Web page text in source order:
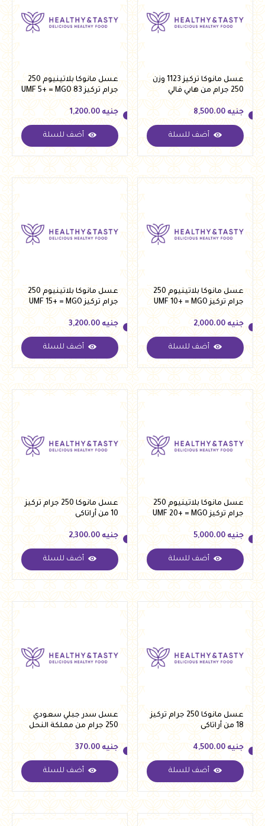
عسل مانوكا تركيز 1123 وزن
250 جرام من هابي فالي
جنيه
جنيه 8,500.00
أضف للسلة
عسل مانوكا بلاتينيوم 250
جرام تركيز UMF 5+ = MGO 83
من بلاتنيوم
جنيه
جنيه 1,200.00
أضف للسلة
عسل مانوكا بلاتينيوم 250
جرام تركيز UMF 10+ = MGO
263 من بلاتنيوم
جنيه
جنيه 2,000.00
أضف للسلة
عسل مانوكا بلاتينيوم 250
جرام تركيز UMF 15+ = MGO
514 من بلاتنيوم
جنيه
جنيه 3,200.00
أضف للسلة
عسل مانوكا بلاتينيوم 250
جرام تركيز UMF 20+ = MGO
829 من بلاتنيوم
جنيه
جنيه 5,000.00
أضف للسلة
عسل مانوكا 250 جرام تركيز
10 من أراتاكى
جنيه
جنيه 2,300.00
أضف للسلة
عسل مانوكا 250 جرام تركيز
18 من أراتاكى
جنيه
جنيه 4,500.00
أضف للسلة
عسل سدر جبلي سعودي
250 جرام من مملكة النحل
جنيه
جنيه 370.00
أضف للسلة